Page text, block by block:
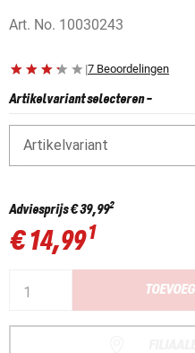
Art. No. 10030243
|7 Beoordelingen
Artikelvariant selecteren-
Artikelvariant
Adviesprijs€ 39,992
€ 14,991